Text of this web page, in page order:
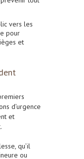
vers les
pour
et
d’urgence
et
qu’il
ou